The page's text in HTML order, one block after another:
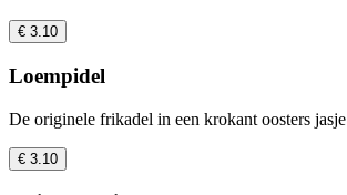
€ 3.10
Loempidel
De originele frikadel in een krokant oosters jasje
€ 3.10